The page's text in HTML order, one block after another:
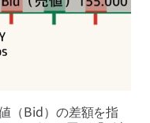
（Bid）の差額を指